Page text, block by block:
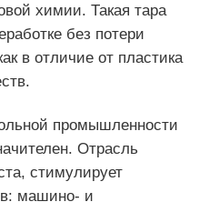
химии. Такая тара
без потери
в отличие от пластика
промышленности
Отрасль
стимулирует
машино- и